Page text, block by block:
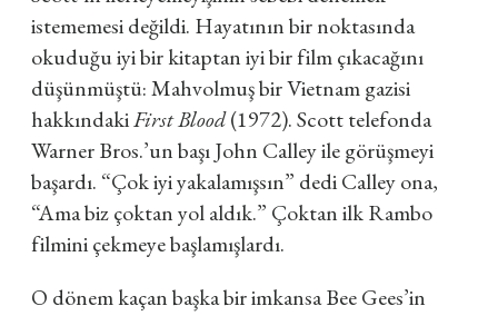
istememesi değildi. Hayatının bir noktasında
okuduğu iyi bir kitaptan iyi bir film çıkacağını
düşünmüştü: Mahvolmuş bir Vietnam gazisi
hakkındakiFirst Blood(1972). Scott telefonda
Warner Bros.’un başı John Calley ile görüşmeyi
başardı. “Çok iyi yakalamışsın” dedi Calley ona,
“Ama biz çoktan yol aldık.” Çoktan ilk Rambo
filmini çekmeye başlamışlardı.
O dönem kaçan başka bir imkansa Bee Gees’in